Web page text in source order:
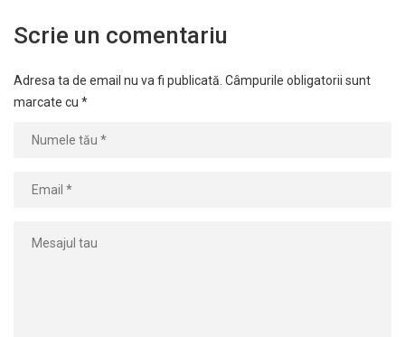
Scrie un comentariu
Adresa ta de email nu va fi publicată. Câmpurile obligatorii sunt
marcate cu *